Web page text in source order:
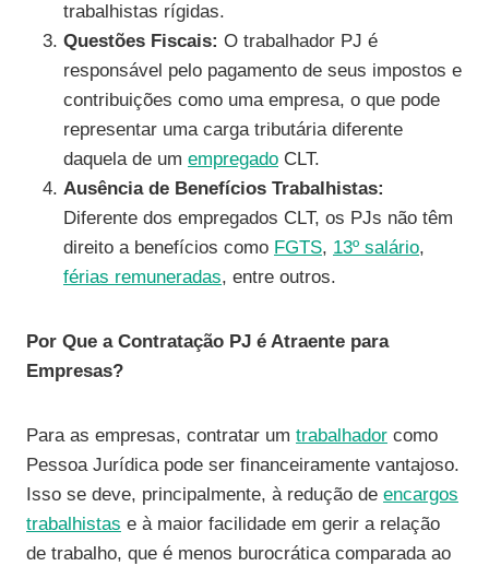
trabalhistas rígidas.
Questões Fiscais: O trabalhador PJ é
responsável pelo pagamento de seus impostos e
contribuições como uma empresa, o que pode
representar uma carga tributária diferente
daquela de um empregado CLT.
Ausência de Benefícios Trabalhistas:
Diferente dos empregados CLT, os PJs não têm
direito a benefícios como FGTS, 13º salário,
férias remuneradas, entre outros.
Por Que a Contratação PJ é Atraente para
Empresas?
Para as empresas, contratar um trabalhador como
Pessoa Jurídica pode ser financeiramente vantajoso.
Isso se deve, principalmente, à redução de encargos
trabalhistas e à maior facilidade em gerir a relação
de trabalho, que é menos burocrática comparada ao